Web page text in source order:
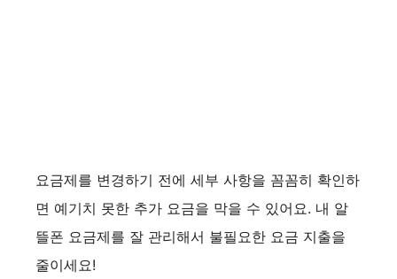
요금제를 변경하기 전에 세부 사항을 꼼꼼히 확인하
면 예기치 못한 추가 요금을 막을 수 있어요. 내 알
뜰폰 요금제를 잘 관리해서 불필요한 요금 지출을
줄이세요!